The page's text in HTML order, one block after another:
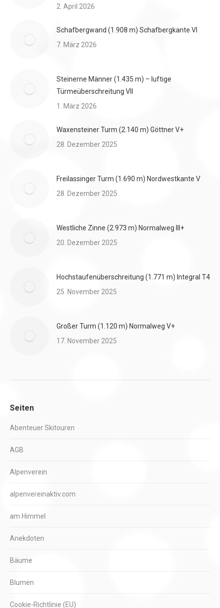
2. April 2026
Schafbergwand (1.908 m) Schafbergkante VI
7. März 2026
Steinerne Männer (1.435 m) – luftige
Türmeüberschreitung VII
1. März 2026
Waxensteiner Turm (2.140 m) Göttner V+
28. Dezember 2025
Freilassinger Turm (1.690 m) Nordwestkante V
28. Dezember 2025
Westliche Zinne (2.973 m) Normalweg III+
20. Dezember 2025
Hochstaufenüberschreitung (1.771 m) Integral T4
25. November 2025
Großer Turm (1.120 m) Normalweg V+
17. November 2025
Seiten
Abenteuer Skitouren
AGB
Alpenverein
alpenvereinaktiv.com
am Himmel
Anekdoten
Bäume
Blumen
Cookie-Richtlinie (EU)